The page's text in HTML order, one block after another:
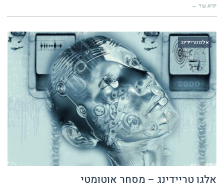
קרא עוד ←
אלגוטריידינג
אלגו טריידינג – מסחר אוטומטי